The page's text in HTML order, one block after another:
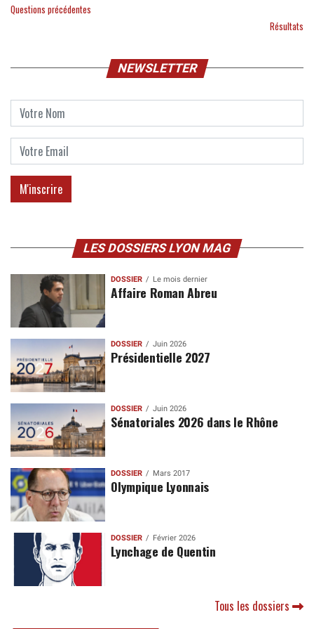
Questions précédentes
Résultats
NEWSLETTER
LES DOSSIERS LYON MAG
DOSSIER Le mois dernier
Affaire Roman Abreu
DOSSIER Juin 2026
Présidentielle 2027
DOSSIER Juin 2026
Sénatoriales 2026 dans le Rhône
DOSSIER Mars 2017
Olympique Lyonnais
DOSSIER Février 2026
Lynchage de Quentin
Tous les dossiers